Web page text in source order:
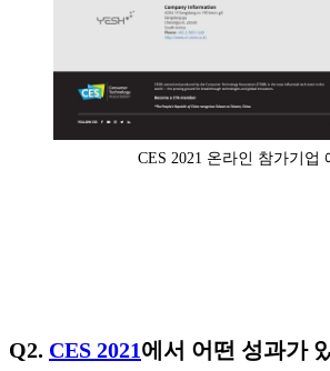
CES 2021 온라인 참가기업
Q2. CES 2021에서 어떤 성과가